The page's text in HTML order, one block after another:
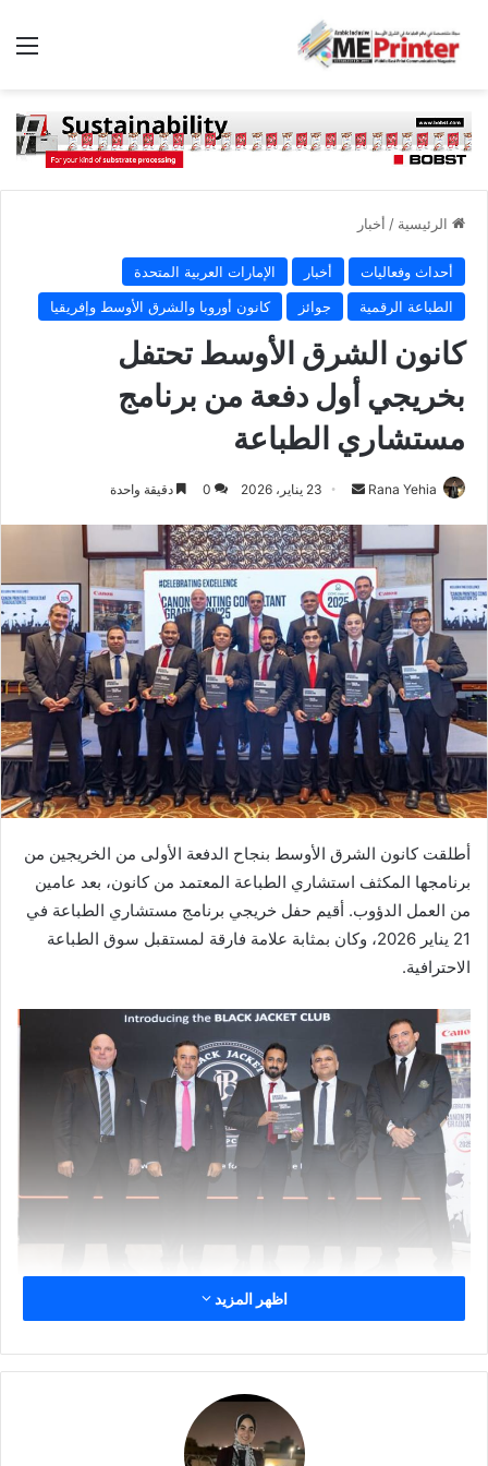
الرئيسية / أخبار
أحداث وفعاليات أخبار
الإمارات العربية المتحدة
الطباعة الرقمية
جوائز كانون أوروبا والشرق الأوسط وإفريقيا
كانون الشرق الأوسط تحتفل
بخريجي أول دفعة من برنامج
مستشاري الطباعة
Rana Yehia
أرسل
إلكترونيا
23 يناير، 2026 0 دقيقة واحدة
أطلقت كانون الشرق الأوسط بنجاح الدفعة الأولى من الخريجين من
برنامجها المكثف استشاري الطباعة المعتمد من كانون، بعد عامين
من العمل الدؤوب. أقيم حفل خريجي برنامج مستشاري الطباعة في
21 يناير 2026، وكان بمثابة علامة فارقة لمستقبل سوق الطباعة
الاحترافية.
في كانون – أوروبا والشرق الأوسط وإفريقيا؛ وقد جمع البرنامج بين
البرنامج لتنمية استشاريين حقيقيين – محترفين قادرين على توجيه
صناعة الطباعة خلال التغيير، ودعم التحول من الطباعة التناظرية
اظهر المزيد